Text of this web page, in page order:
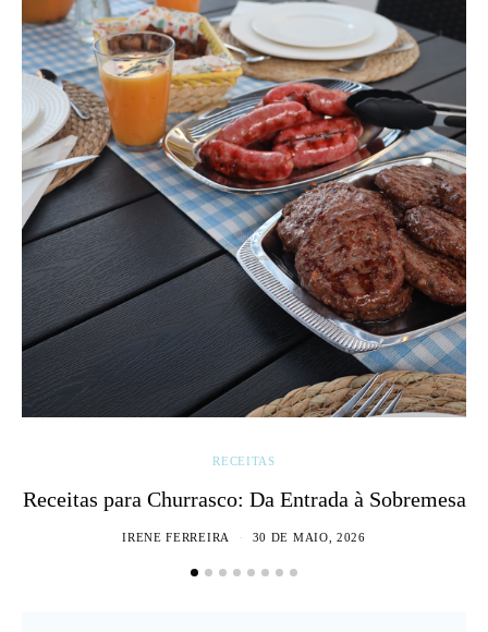
RECEITAS
Receitas para Churrasco: Da Entrada à Sobremesa
IRENE FERREIRA 30 DE MAIO, 2026